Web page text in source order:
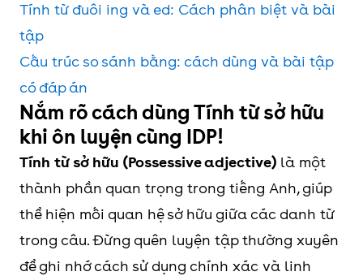
Tính từ đuôi ing và ed: Cách phân biệt và bài
tập
Cấu trúc so sánh bằng: cách dùng và bài tập
có đáp án
Nắm rõ cách dùng Tính từ sở hữu
khi ôn luyện cùng IDP!
Tính từ sở hữu (Possessive adjective) là một
thành phần quan trọng trong tiếng Anh, giúp
thể hiện mối quan hệ sở hữu giữa các danh từ
trong câu. Đừng quên luyện tập thường xuyên
để ghi nhớ cách sử dụng chính xác và linh